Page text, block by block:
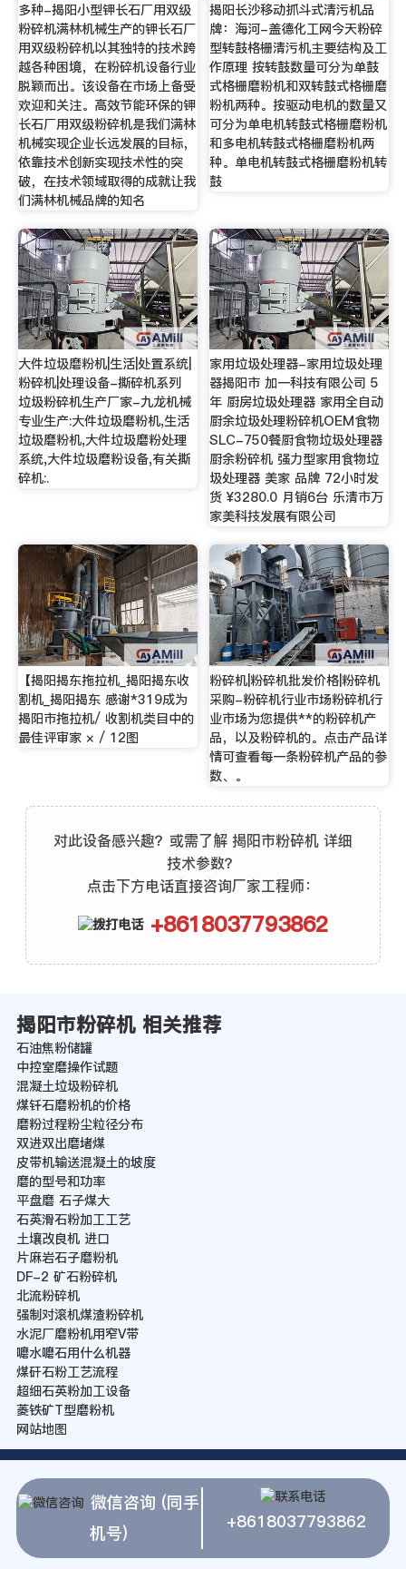
多种-揭阳小型钾长石厂用双级
粉碎机满林机械生产的钾长石厂
用双级粉碎机以其独特的技术跨
越各种困境，在粉碎机设备行业
脱颖而出。该设备在市场上备受
欢迎和关注。高效节能环保的钾
长石厂用双级粉碎机是我们满林
机械实现企业长远发展的目标，
依靠技术创新实现技术性的突
破，在技术领域取得的成就让我
们满林机械品牌的知名
揭阳长沙移动抓斗式清污机品
牌：海河-盖德化工网今天粉碎
型转鼓格栅清污机主要结构及工
作原理 按转鼓数量可分为单鼓
式格栅磨粉机和双转鼓式格栅磨
粉机两种。按驱动电机的数量又
可分为单电机转鼓式格栅磨粉机
和多电机转鼓式格栅磨粉机两
种。单电机转鼓式格栅磨粉机转
鼓
大件垃圾磨粉机|生活|处置系统|
粉碎机|处理设备-撕碎机系列
垃圾粉碎机生产厂家-九龙机械
专业生产:大件垃圾磨粉机,生活
垃圾磨粉机,大件垃圾磨粉处理
系统,大件垃圾磨粉设备,有关撕
碎机:.
家用垃圾处理器-家用垃圾处理
器揭阳市 加一科技有限公司 5
年 厨房垃圾处理器 家用全自动
厨余垃圾处理粉碎机OEM食物
SLC-750餐厨食物垃圾处理器
厨余粉碎机 强力型家用食物垃
圾处理器 美家 品牌 72小时发
货 ¥3280.0 月销6台 乐清市万
家美科技发展有限公司
【揭阳揭东拖拉机_揭阳揭东收
割机_揭阳揭东 感谢*319成为
揭阳市拖拉机/ 收割机类目中的
最佳评审家 × / 12图
粉碎机|粉碎机批发价格|粉碎机
采购-粉碎机行业市场粉碎机行
业市场为您提供**的粉碎机产
品，以及粉碎机的。点击产品详
情可查看每一条粉碎机产品的参
数、。
对此设备感兴趣？或需了解 揭阳市粉碎机 详细
技术参数？
点击下方电话直接咨询厂家工程师：
+8618037793862
揭阳市粉碎机 相关推荐
石油焦粉储罐
中控室磨操作试题
混凝土垃圾粉碎机
煤钎石磨粉机的价格
磨粉过程粉尘粒径分布
双进双出磨堵煤
皮带机输送混凝土的坡度
磨的型号和功率
平盘磨 石子煤大
石英滑石粉加工工艺
土壤改良机 进口
片麻岩石子磨粉机
DF-2 矿石粉碎机
北流粉碎机
强制对滚机煤渣粉碎机
水泥厂磨粉机用窄V带
嚰水嚰石用什么机器
煤矸石粉工艺流程
超细石英粉加工设备
菱铁矿T型磨粉机
网站地图
微信咨询 (同手
机号)
+8618037793862